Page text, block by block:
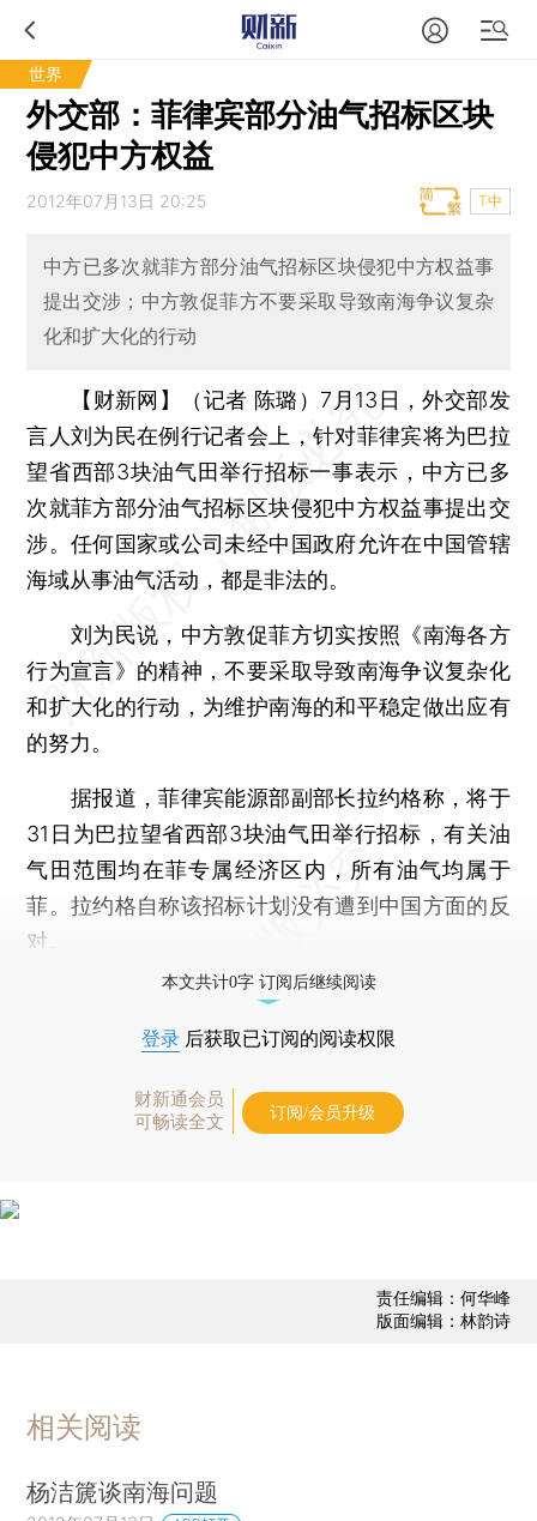
世界
外交部：菲律宾部分油气招标区块
侵犯中方权益
2012年07月13日 20:25 T中
中方已多次就菲方部分油气招标区块侵犯中方权益事
提出交涉；中方敦促菲方不要采取导致南海争议复杂
化和扩大化的行动
【财新网】（记者 陈璐） 7月13日，外交部发
言人刘为民在例行记者会上，针对菲律宾将为巴拉
望省西部3块油气田举行招标一事表示，中方已多
次就菲方部分油气招标区块侵犯中方权益事提出交
涉。任何国家或公司未经中国政府允许在中国管辖
海域从事油气活动，都是非法的。
刘为民说，中方敦促菲方切实按照《南海各方
行为宣言》的精神，不要采取导致南海争议复杂化
和扩大化的行动，为维护南海的和平稳定做出应有
的努力。
据报道，菲律宾能源部副部长拉约格称，将于
31日为巴拉望省西部3块油气田举行招标，有关油
气田范围均在菲专属经济区内，所有油气均属于
菲。拉约格自称该招标计划没有遭到中国方面的反
对。
本文共计0字 订阅后继续阅读
登录 后获取已订阅的阅读权限
财新通会员
可畅读全文
订阅/会员升级
责任编辑：何华峰
版面编辑：林韵诗
相关阅读
杨洁篪谈南海问题